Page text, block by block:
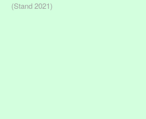
(Stand 2021)